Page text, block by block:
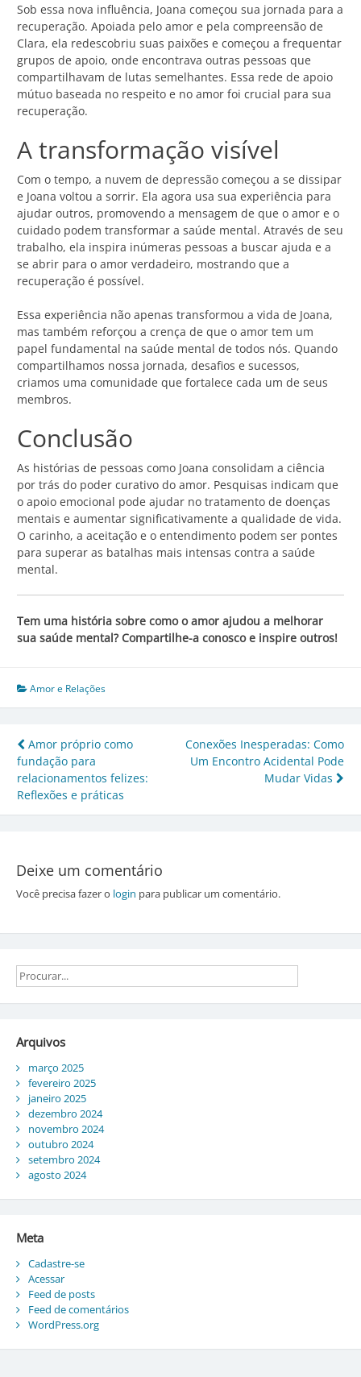
Sob essa nova influência, Joana começou sua jornada para a
recuperação. Apoiada pelo amor e pela compreensão de
Clara, ela redescobriu suas paixões e começou a frequentar
grupos de apoio, onde encontrava outras pessoas que
compartilhavam de lutas semelhantes. Essa rede de apoio
mútuo baseada no respeito e no amor foi crucial para sua
recuperação.
A transformação visível
Com o tempo, a nuvem de depressão começou a se dissipar
e Joana voltou a sorrir. Ela agora usa sua experiência para
ajudar outros, promovendo a mensagem de que o amor e o
cuidado podem transformar a saúde mental. Através de seu
trabalho, ela inspira inúmeras pessoas a buscar ajuda e a
se abrir para o amor verdadeiro, mostrando que a
recuperação é possível.
Essa experiência não apenas transformou a vida de Joana,
mas também reforçou a crença de que o amor tem um
papel fundamental na saúde mental de todos nós. Quando
compartilhamos nossa jornada, desafios e sucessos,
criamos uma comunidade que fortalece cada um de seus
membros.
Conclusão
As histórias de pessoas como Joana consolidam a ciência
por trás do poder curativo do amor. Pesquisas indicam que
o apoio emocional pode ajudar no tratamento de doenças
mentais e aumentar significativamente a qualidade de vida.
O carinho, a aceitação e o entendimento podem ser pontes
para superar as batalhas mais intensas contra a saúde
mental.
Tem uma história sobre como o amor ajudou a melhorar
sua saúde mental? Compartilhe-a conosco e inspire outros!
Amor e Relações
Navegação
de
Post
Amor próprio como
fundação para
relacionamentos felizes:
Reflexões e práticas
Conexões Inesperadas: Como
Um Encontro Acidental Pode
Mudar Vidas
Deixe um comentário
Você precisa fazer o login para publicar um comentário.
Arquivos
março 2025
fevereiro 2025
janeiro 2025
dezembro 2024
novembro 2024
outubro 2024
setembro 2024
agosto 2024
Meta
Cadastre-se
Acessar
Feed de posts
Feed de comentários
WordPress.org